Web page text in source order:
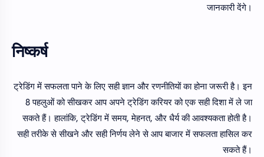
जानकारी देंगे।
निष्कर्ष
ट्रेडिंग में सफलता पाने के लिए सही ज्ञान और रणनीतियों का होना जरूरी है। इन
8 पहलुओं को सीखकर आप अपने ट्रेडिंग करियर को एक सही दिशा में ले जा
सकते हैं। हालांकि, ट्रेडिंग में समय, मेहनत, और धैर्य की आवश्यकता होती है।
सही तरीके से सीखने और सही निर्णय लेने से आप बाजार में सफलता हासिल कर
सकते हैं।